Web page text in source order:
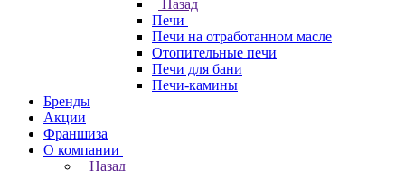
Назад
Печи
Печи на отработанном масле
Отопительные печи
Печи для бани
Печи-камины
Бренды
Акции
Франшиза
О компании
Назад